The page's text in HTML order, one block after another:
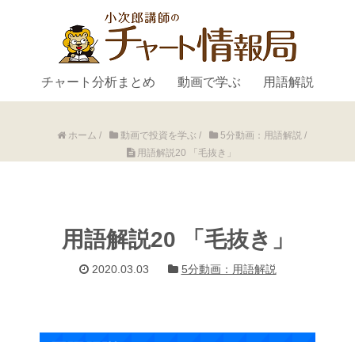
チャート分析まとめ 動画で学ぶ 用語解説
ホーム / 動画で投資を学ぶ / 5分動画：用語解説/
用語解説20 「毛抜き」
用語解説20 「毛抜き」
2020.03.03 5分動画：用語解説